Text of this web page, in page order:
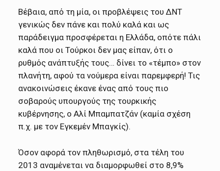
Βέβαια, από τη μία, οι προβλέψεις του ΔΝΤ
γενικώς δεν πάνε και πολύ καλά και ως
παράδειγμα προσφέρεται η Ελλάδα, οπότε πάλι
καλά που οι Τούρκοι δεν μας είπαν, ότι ο
ρυθμός ανάπτυξής τους… δίνει το «τέμπο» στον
πλανήτη, αφού τα νούμερα είναι παρεμφερή! Τις
ανακοινώσεις έκανε ένας από τους πιο
σοβαρούς υπουργούς της τουρκικής
κυβέρνησης, ο Αλί Μπαμπατζάν (καμία σχέση
π.χ. με τον Εγκεμέν Μπαγκίς).
Όσον αφορά τον πληθωρισμό, στα τέλη του
2013 αναμένεται να διαμορφωθεί στο 8,9%